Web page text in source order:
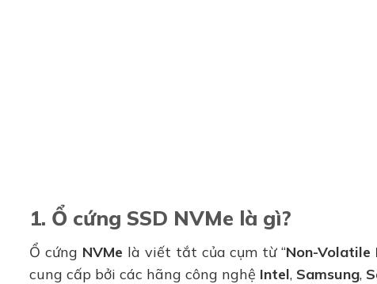
1. Ổ cứng SSD NVMe là gì?
Ổ cứng NVMe là viết tắt của cụm từ “Non-Volatile
cung cấp bởi các hãng công nghệ Intel, Samsung,